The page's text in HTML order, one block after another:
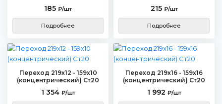
185 ₽/шт
Подробнее
215 ₽/шт
Подробнее
Переход 219х12 - 159х10
(концентрический) Ст20
1 354 ₽/шт
Переход 219х16 - 159х16
(концентрический) Ст20
1 992 ₽/шт